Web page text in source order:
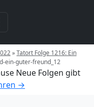
»Tatort Folge 1216: Ein
ein-guter-freund_12
Neue Folgen gibt
→